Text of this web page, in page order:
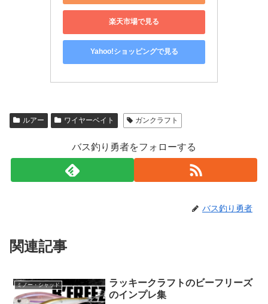
楽天市場で見る
Yahoo!ショッピングで見る
ルアー ワイヤーベイト ガンクラフト
バス釣り勇者をフォローする
バス釣り勇者
関連記事
ミノー・シャッド
ラッキークラフトのビーフリーズ
のインプレ集